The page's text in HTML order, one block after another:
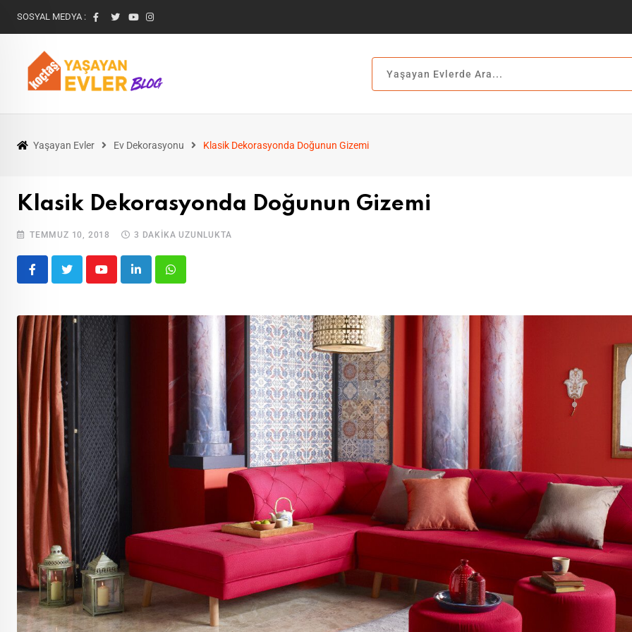
SOSYAL MEDYA :
Yaşayan Evler Ev Dekorasyonu Klasik Dekorasyonda Doğunun Gizemi
Klasik Dekorasyonda Doğunun Gizemi
TEMMUZ 10, 2018 3 DAKIKA UZUNLUKTA